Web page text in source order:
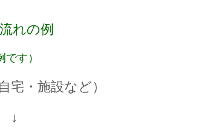
れの例
す）
宅・施設など）